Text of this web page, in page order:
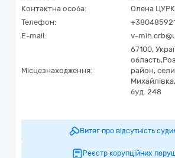
Контактна особа:
Олена
Телефон:
E-mail:
v-
Місцезнаходження:
67100,
область,
район,
Михайлівка,
буд. 248
Витяг про відсутність
Реєстр корупційних